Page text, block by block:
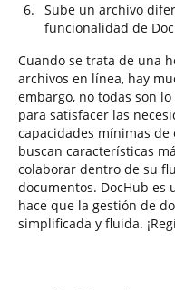
Sube un archivo
funcionalidad de
Cuando se trata de una
archivos en línea, hay
embargo, no todas son
para satisfacer las
capacidades mínimas
buscan características
colaborar dentro de su
documentos. DocHub
hace que la gestión de
simplificada y fluida.